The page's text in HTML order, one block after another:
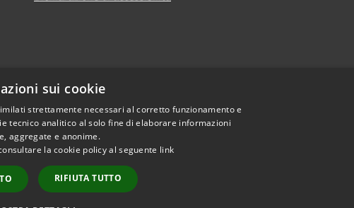
sui cookie
strettamente necessari al corretto funzionamento e
tecnico analitico al solo fine di elaborare informazioni
aggregate e anonime.
la cookie policy al seguente link
RIFIUTA TUTTO